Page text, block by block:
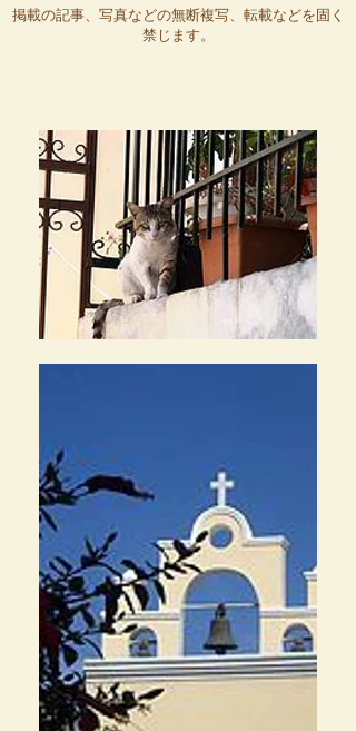
掲載の記事、写真などの無断複写、転載などを固く
禁じます。